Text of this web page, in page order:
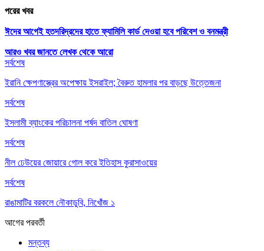
পরের খবর
ঈদের আগেই হতদরিদ্রদের হাতে ফ্যামিলি কার্ড দেওয়া হবে পরিবেশ ও বনমন্ত্রী
আরও খবর জানতে লেখক থেকে আরো
সর্বশেষ
ইরানি ক্ষেপণাস্ত্রের অপেক্ষায় ইসরাইল; বৈরুত হামলার পর বাড়ছে উত্তেজনা
সর্বশেষ
ইসলামী ব্যাংকের পরিচালনা পর্ষদ বাতিল ঘোষণা
সর্বশেষ
নীল ঢেউয়ের জোয়ারে গোল করে ইতিহাস কুরাসাওয়ের
সর্বশেষ
রাঙামাটির বরকলে নৌকাডুবি, নিখোঁজ ১
আগেরপরবর্তী
মন্তব্য